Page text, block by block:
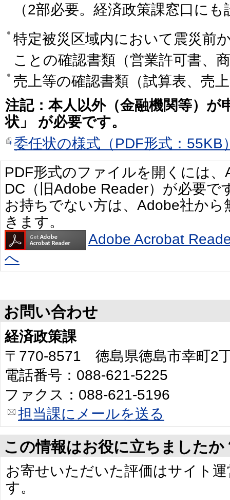
（2部必要。経済政策課窓口に
特定被災区域内において震災前
ことの確認書類（営業許可書、
売上等の確認書類（試算表、売
注記：本人以外（金融機関等）が
状」 が必要です。
委任状の様式（PDF形式：55KB
PDF形式のファイルを開くには
DC（旧Adobe Reader）が必要で
お持ちでない方は、Adobe社か
きます。
Adobe Acrobat
へ
お問い合わせ
経済政策課
〒770-8571 徳島県徳島市幸町2
電話番号：088-621-5225
ファクス：088-621-5196
担当課にメールを送る
この情報はお役に立ちましたか
お寄せいただいた評価はサイト
す。